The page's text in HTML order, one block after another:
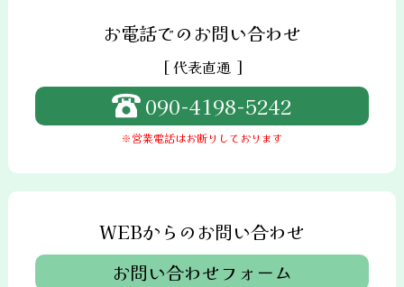
お電話でのお問い合わせ
[ 代表直通 ]
090-4198-5242
※営業電話はお断りしております
WEBからのお問い合わせ
お問い合わせフォーム